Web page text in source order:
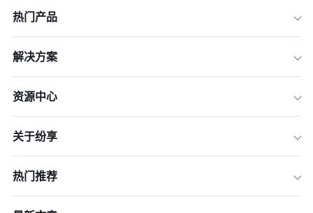
热门产品
解决方案
资源中心
关于纷享
热门推荐